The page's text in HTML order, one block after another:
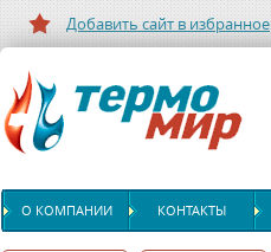
Добавить сайт в избранное
О КОМПАНИИ КОНТАКТЫ